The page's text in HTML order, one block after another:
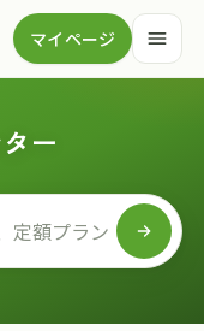
マイページ
ー